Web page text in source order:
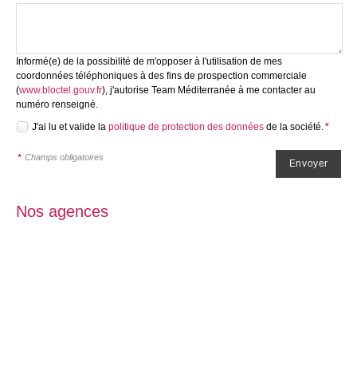
Informé(e) de la possibilité de m'opposer à l'utilisation de mes
coordonnées téléphoniques à des fins de prospection commerciale
(www.bloctel.gouv.fr), j'autorise Team Méditerranée à me contacter au
numéro renseigné.
J'ai lu et valide la politique de protection des données de la société.*
* Champs obligatoires
Nos agences